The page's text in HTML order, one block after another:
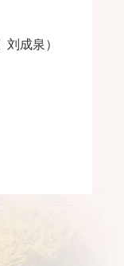
刘成泉）